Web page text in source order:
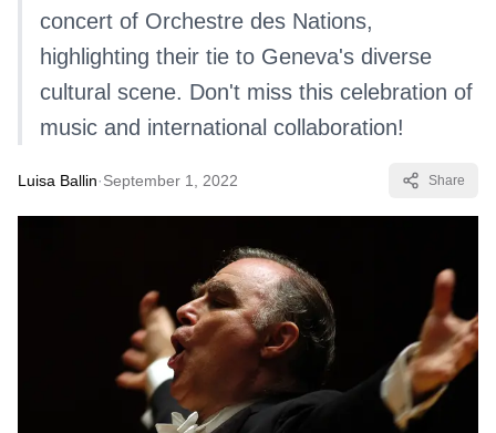
concert of Orchestre des Nations,
highlighting their tie to Geneva's diverse
cultural scene. Don't miss this celebration of
music and international collaboration!
Luisa Ballin·September 1, 2022 Share